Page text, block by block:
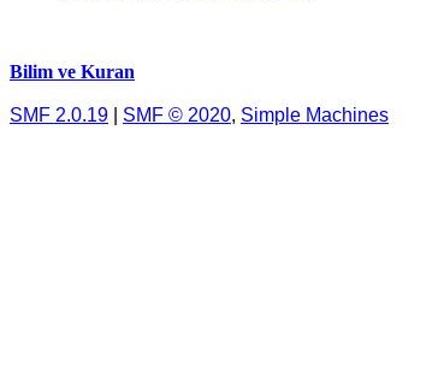
Bilim ve Kuran
SMF 2.0.19 SMF © 2020, Simple Machines